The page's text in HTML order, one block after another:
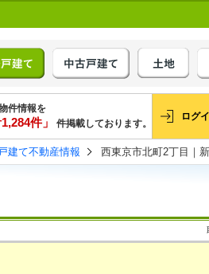
件情報を
件」 件掲載しております。
ログ
建て不動産情報 西東京市北町2丁目｜